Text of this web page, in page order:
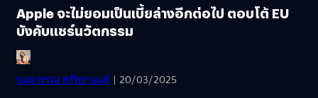
Apple จะไม่ยอมเป็นเบี้ยล่างอีกต่อไป ตอบโต้ EU
บังคับแชร์นวัตกรรม
อมลวรรณ ศรัทธานนท์ | 20/03/2025